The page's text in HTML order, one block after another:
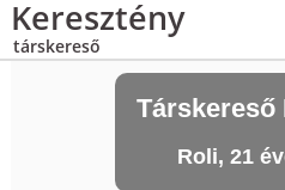
Keresztény
társkereső
Társkereső
Roli, 21